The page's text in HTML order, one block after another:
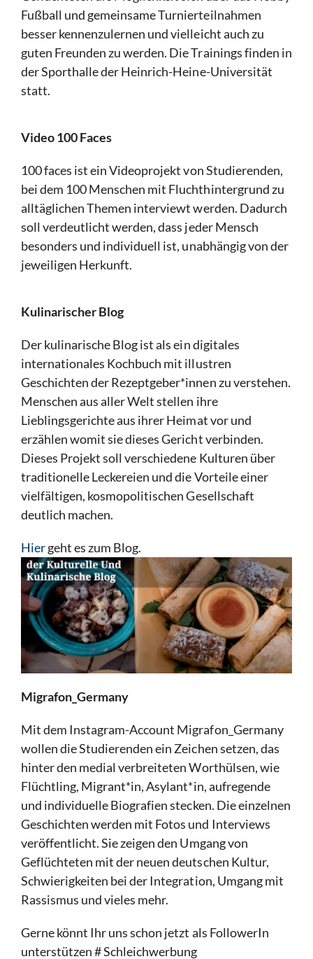
Fußball und gemeinsame Turnierteilnahmen
besser kennenzulernen und vielleicht auch zu
guten Freunden zu werden. Die Trainings finden in
der Sporthalle der Heinrich-Heine-Universität
statt.
Video 100 Faces
100 faces ist ein Videoprojekt von Studierenden,
bei dem 100 Menschen mit Fluchthintergrund zu
alltäglichen Themen interviewt werden. Dadurch
soll verdeutlicht werden, dass jeder Mensch
besonders und individuell ist, unabhängig von der
jeweiligen Herkunft.
Kulinarischer Blog
Der kulinarische Blog ist als ein digitales
internationales Kochbuch mit illustren
Geschichten der Rezeptgeber*innen zu verstehen.
Menschen aus aller Welt stellen ihre
Lieblingsgerichte aus ihrer Heimat vor und
erzählen womit sie dieses Gericht verbinden.
Dieses Projekt soll verschiedene Kulturen über
traditionelle Leckereien und die Vorteile einer
vielfältigen, kosmopolitischen Gesellschaft
deutlich machen.
Hiergeht es zum Blog.
Migrafon_Germany
Mit dem Instagram-Account Migrafon_Germany
wollen die Studierenden ein Zeichen setzen, das
hinter den medial verbreiteten Worthülsen, wie
Flüchtling, Migrant*in, Asylant*in, aufregende
und individuelle Biografien stecken. Die einzelnen
Geschichten werden mit Fotos und Interviews
veröffentlicht. Sie zeigen den Umgang von
Geflüchteten mit der neuen deutschen Kultur,
Schwierigkeiten bei der Integration, Umgang mit
Rassismus und vieles mehr.
Gerne könnt Ihr uns schon jetzt als FollowerIn
unterstützen # Schleichwerbung